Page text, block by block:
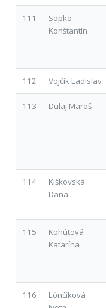
111
Sopko
Konštantín
112 Vojčík Ladislav
113 Dulaj Maroš
114
Kiškovská
Dana
115
Kohútová
Katarína
116
Lônčíková